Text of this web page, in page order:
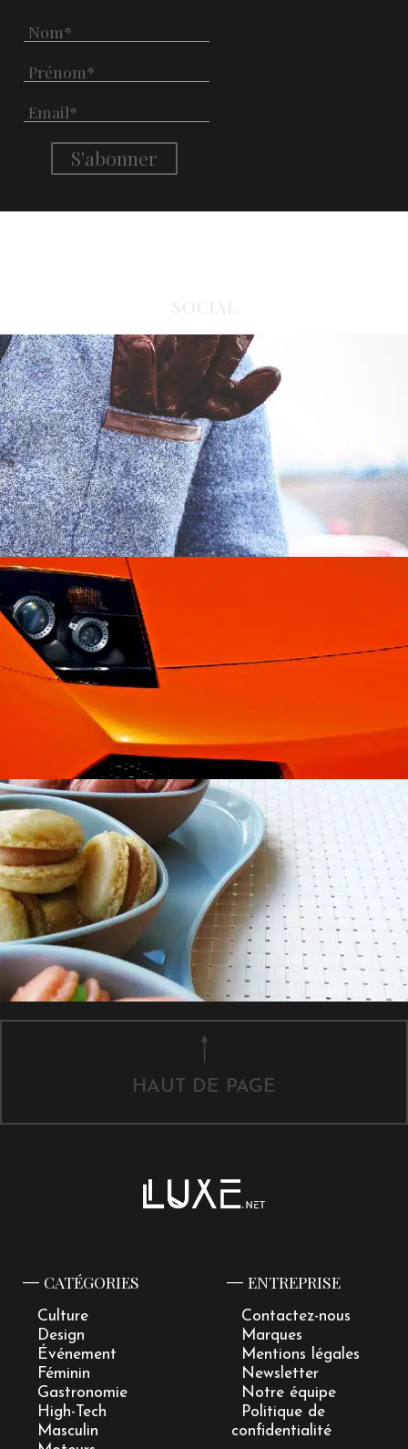
HAUT DE PAGE
CATÉGORIES
Culture
Design
Événement
Féminin
Gastronomie
High-Tech
Masculin
ENTREPRISE
Contactez-nous
Marques
Mentions légales
Newsletter
Notre équipe
Politique de
confidentialité